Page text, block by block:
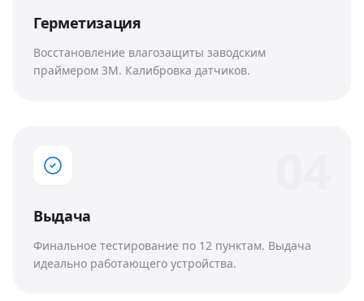
Герметизация
Восстановление влагозащиты заводским
праймером 3M. Калибровка датчиков.
Выдача
Финальное тестирование по 12 пунктам. Выдача
идеально работающего устройства.